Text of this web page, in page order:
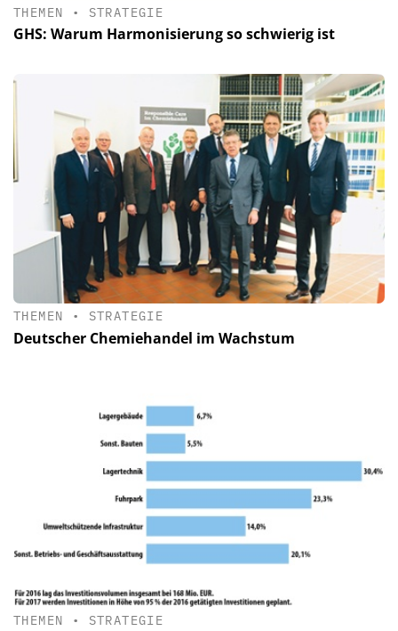
THEMEN • STRATEGIE
GHS: Warum Harmonisierung so schwierig ist
THEMEN • STRATEGIE
Deutscher Chemiehandel im Wachstum
THEMEN • STRATEGIE